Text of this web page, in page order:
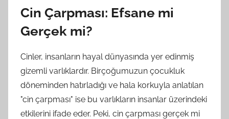
Cin Çarpması: Efsane mi
Gerçek mi?
Cinler, insanların hayal dünyasında yer edinmiş
gizemli varlıklardır. Birçoğumuzun çocukluk
döneminden hatırladığı ve hala korkuyla anlatılan
"cin çarpması" ise bu varlıkların insanlar üzerindeki
etkilerini ifade eder. Peki, cin çarpması gerçek mi